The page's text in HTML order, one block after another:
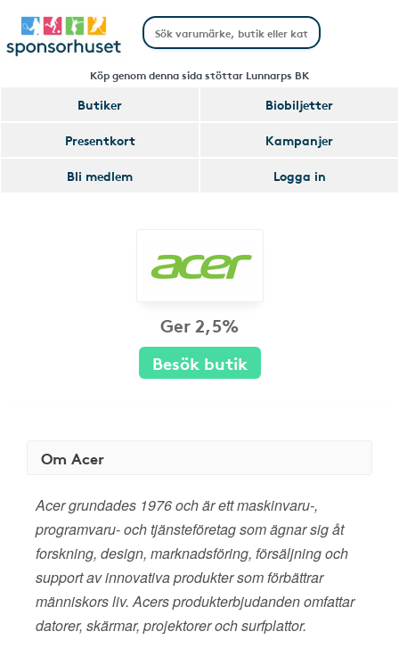
Köp genom denna sida stöttar Lunnarps BK
Butiker
Biobiljetter
Presentkort
Kampanjer
Bli medlem
Logga in
Ger 2,5%
Besök butik
Om Acer
Acer grundades 1976 och är ett maskinvaru-,
programvaru- och tjänsteföretag som ägnar sig åt
forskning, design, marknadsföring, försäljning och
support av innovativa produkter som förbättrar
människors liv. Acers produkterbjudanden omfattar
datorer, skärmar, projektorer och surfplattor.